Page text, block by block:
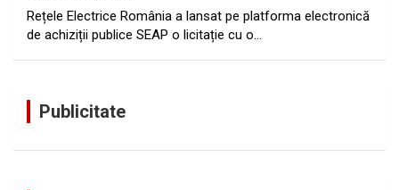
Rețele Electrice România a lansat pe platforma electronică
de achiziții publice SEAP o licitație cu o…
Publicitate